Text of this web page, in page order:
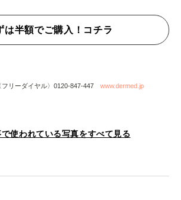
は半額でご購入！コチラ
フリーダイヤル〉0120-847-447 www.dermed.jp
で使われている写真をすべて見る